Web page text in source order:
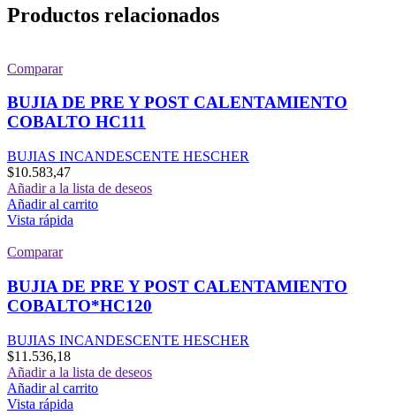
Productos relacionados
Comparar
BUJIA DE PRE Y POST CALENTAMIENTO
COBALTO HC111
BUJIAS INCANDESCENTE HESCHER
$10.583,47
Añadir a la lista de deseos
Añadir al carrito
Vista rápida
Comparar
BUJIA DE PRE Y POST CALENTAMIENTO
COBALTO*HC120
BUJIAS INCANDESCENTE HESCHER
$11.536,18
Añadir a la lista de deseos
Añadir al carrito
Vista rápida